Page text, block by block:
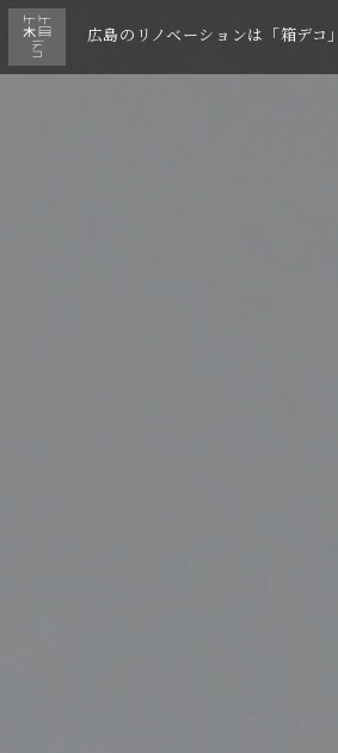
広島のリノベーションは「箱デコ」